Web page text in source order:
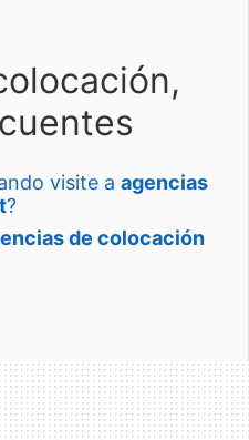
visite a agencias
?
de colocación